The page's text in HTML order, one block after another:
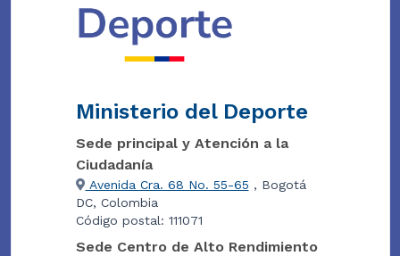
Ministerio del Deporte
Sede principal y Atención a la
Ciudadanía
Avenida Cra. 68 No. 55-65 , Bogotá
DC, Colombia
Código postal: 111071
Sede Centro de Alto Rendimiento